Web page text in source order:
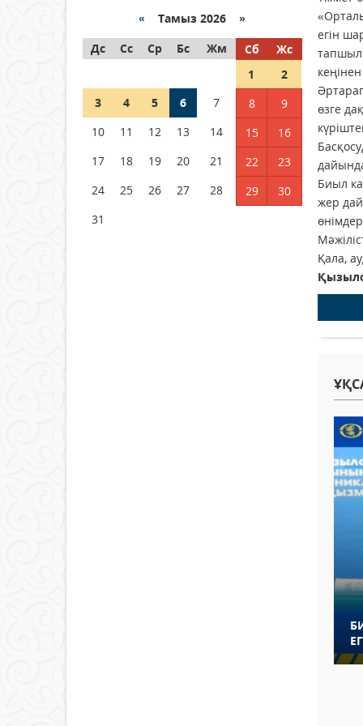
РУСЛАН РҮСТЕМҰЛЫ ОБЛЫС
ӘКІМІНІҢ КЕҢЕСШІСІ БОЛЫП
04 тамыз 2026 ж. 91
Қысқы демалыс 14 күн:
2026–2027 оқу жылына
арналған каникул кестесі
бекітілді
« Тамыз 2026 »
Дс
Сс Ср Бс Жм Сб
Жс
1
2
3
4 5 6 7 8
9
10
11 12 13 14 15
16
17
18 19 20 21 22
23
24
25 26 27 28 29
30
31
егін
өзге
Биыл
жер
Қала,